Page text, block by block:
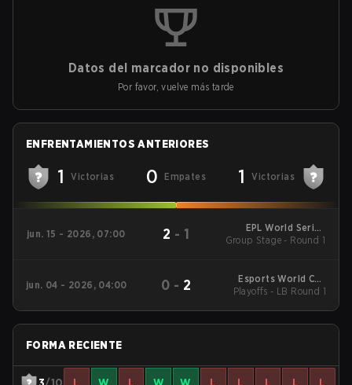
Datos del marcador no disponibles
Por favor, vuelve más tarde
ENFRENTAMIENTOS ANTERIORES
1 Victorias 0 Empates 1 Victorias
jun. 15 - 2026, 07:00 2 - 1
EPL World Series
Southeast Asia
Group Stage - Round 1
jun. 04 - 2026, 04:00 0 - 2
Esports World Cup
Southeast Asia
Playoffs - LB Round 1
FORMA RECIENTE